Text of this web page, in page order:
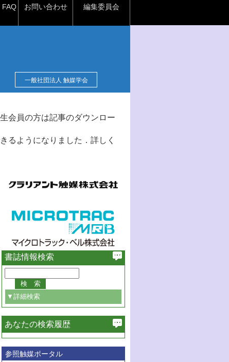
FAQ お問い合わせ 編集委員会
一般社団法人 触媒学会
会員の方は記事のダウンロー
るようになりました．詳しく
書誌情報検索
▼詳細検索
必ず含む
巻・号指定
あなたの検索履歴
参照触媒ポータル